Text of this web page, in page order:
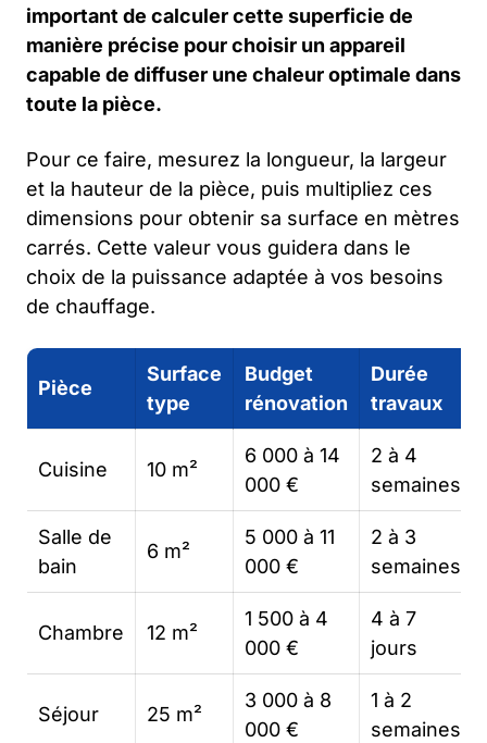
important de calculer cette superficie de
manière précise pour choisir un appareil
capable de diffuser une chaleur optimale dans
toute la pièce.
Pour ce faire, mesurez la longueur, la largeur
et la hauteur de la pièce, puis multipliez ces
dimensions pour obtenir sa surface en mètres
carrés. Cette valeur vous guidera dans le
choix de la puissance adaptée à vos besoins
de chauffage.
Pièce
Surface
type
Budget
rénovation
Durée
travaux
Cuisine 10 m²
6 000 à 14
000 €
2 à 4
semaines
Salle de
bain
6 m²
5 000 à 11
000 €
2 à 3
semaines
Chambre 12 m²
1 500 à 4
000 €
4 à 7
jours
Séjour 25 m²
3 000 à 8
000 €
1 à 2
semaines